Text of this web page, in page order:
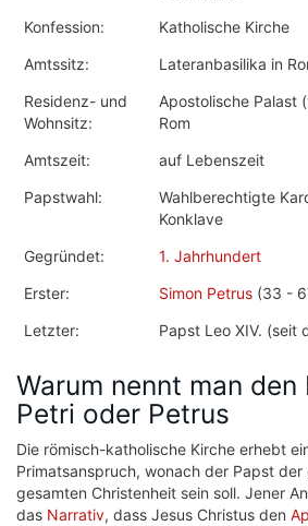
Konfession:
Katholische Kirche
Amtssitz:
Lateranbasilika in
Residenz- und
Wohnsitz:
Apostolische Palast
Rom
Amtszeit:
auf Lebenszeit
Papstwahl:
Wahlberechtigte
Konklave
Gegründet:
1. Jahrhundert
Erster:
Simon Petrus (33 -
Letzter:
Papst Leo XIV. (seit
Warum nennt man den
Petri oder Petrus
Die römisch-katholische Kirche erhebt
Primatsanspruch, wonach der Papst
gesamten Christenheit sein soll. Jener
das Narrativ, dass Jesus Christus den